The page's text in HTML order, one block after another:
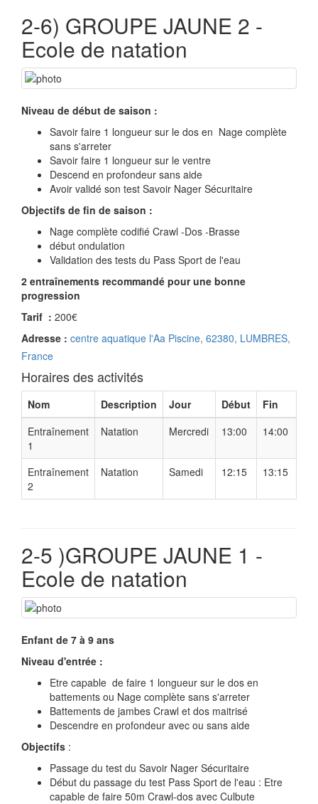
2-6) GROUPE JAUNE 2 -
Ecole de natation
Niveau de début de saison :
Savoir faire 1 longueur sur le dos en Nage complète
sans s'arreter
Savoir faire 1 longueur sur le ventre
Descend en profondeur sans aide
Avoir validé son test Savoir Nager Sécuritaire
Objectifs de fin de saison :
Nage complète codifié Crawl -Dos -Brasse
début ondulation
Validation des tests du Pass Sport de l'eau
2 entraînements recommandé pour une bonne
progression
Tarif : 200€
Adresse : centre aquatique l'Aa Piscine, 62380, LUMBRES,
France
Horaires des activités
Nom Description Jour Début
Fin
Entraînement
1
Natation Mercredi 13:00 14:00
Entraînement
2
Natation Samedi 12:15 13:15
2-5 )GROUPE JAUNE 1 -
Ecole de natation
Enfant de 7 à 9 ans
Niveau d'entrée :
Etre capable de faire 1 longueur sur le dos en
battements ou Nage complète sans s'arreter
Battements de jambes Crawl et dos maitrisé
Descendre en profondeur avec ou sans aide
Objectifs :
Passage du test du Savoir Nager Sécuritaire
Début du passage du test Pass Sport de l'eau : Etre
capable de faire 50m Crawl-dos avec Culbute